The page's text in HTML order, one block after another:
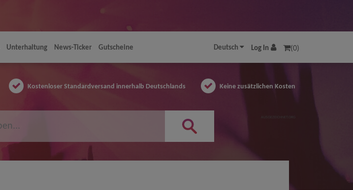
Deutsch Log In (0)
Unterhaltung News-Ticker Gutscheine
Kostenloser Standardversand innerhalb Deutschlands Keine zusätzlichen Kosten